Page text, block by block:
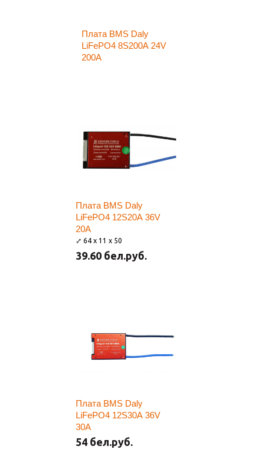
Плата BMS Daly
LiFePO4 8S200A 24V
200A
Плата BMS Daly
LiFePO4 12S20A 36V
20A
⤢ 64 x 11 x 50
39.60 бел.руб.
Плата BMS Daly
LiFePO4 12S30A 36V
30A
54 бел.руб.